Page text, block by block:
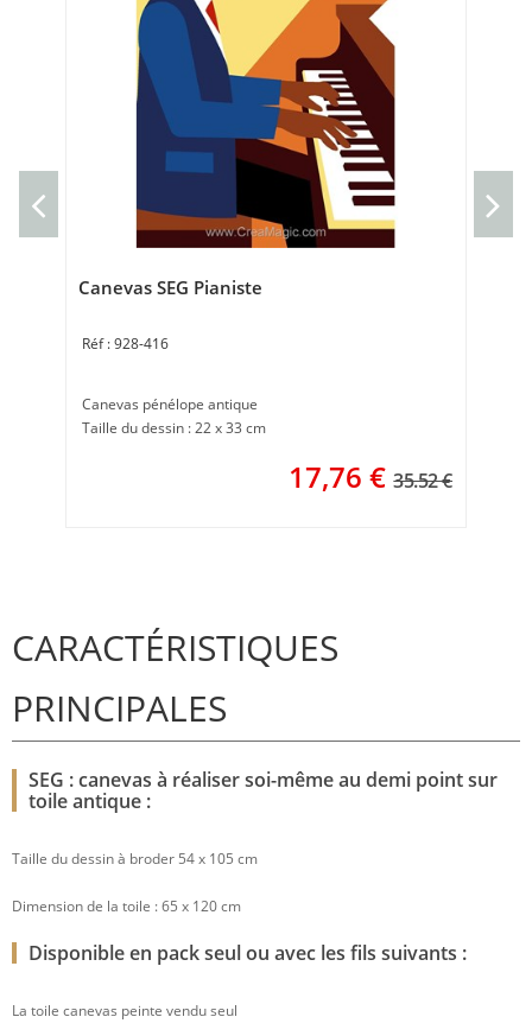
Canevas SEG Pianiste
928-416
Canevas pénélope antique
Taille du dessin : 22 x 33 cm
17,76 € 35.52 €
CARACTÉRISTIQUES
PRINCIPALES
SEG : canevas à réaliser soi-même au demi point sur
toile antique :
Taille du dessin à broder 54 x 105 cm
Dimension de la toile : 65 x 120 cm
Disponible en pack seul ou avec les fils suivants :
La toile canevas peinte vendu seul